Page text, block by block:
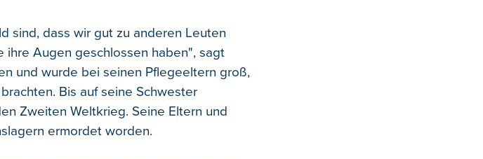
sind, dass wir gut zu anderen Leuten
ihre Augen geschlossen haben", sagt
und wurde bei seinen Pflegeeltern groß,
Bis auf seine Schwester
Zweiten Weltkrieg. Seine Eltern und
ermordet worden.